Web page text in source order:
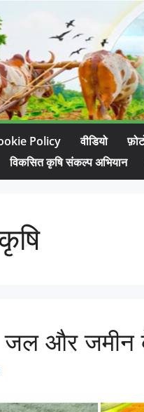
Policy वीडियो
विकसित कृषि संकल्प अभियान
जल और